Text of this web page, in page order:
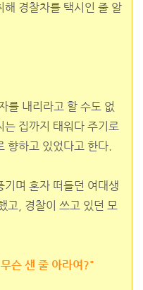
해 경찰차를 택시인 줄 알
를 내리라고 할 수도 없
는 집까지 태워다 주기로
향하고 있었다고 한다.
며 혼자 떠들던 여대생
고, 경찰이 쓰고 있던 모
슨 샌 줄 아라여?"